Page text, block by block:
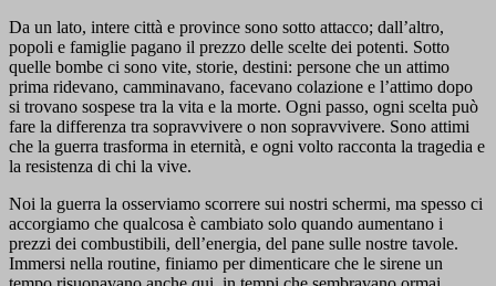
Da un lato, intere città e province sono sotto attacco; dall’altro,
popoli e famiglie pagano il prezzo delle scelte dei potenti. Sotto
quelle bombe ci sono vite, storie, destini: persone che un attimo
prima ridevano, camminavano, facevano colazione e l’attimo dopo
si trovano sospese tra la vita e la morte. Ogni passo, ogni scelta può
fare la differenza tra sopravvivere o non sopravvivere. Sono attimi
che la guerra trasforma in eternità, e ogni volto racconta la tragedia e
la resistenza di chi la vive.
Noi la guerra la osserviamo scorrere sui nostri schermi, ma spesso ci
accorgiamo che qualcosa è cambiato solo quando aumentano i
prezzi dei combustibili, dell’energia, del pane sulle nostre tavole.
Immersi nella routine, finiamo per dimenticare che le sirene un